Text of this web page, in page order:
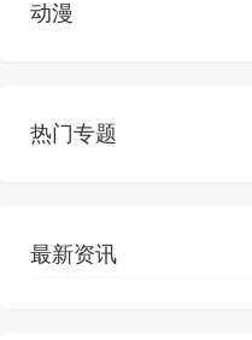
动漫
热门专题
最新资讯